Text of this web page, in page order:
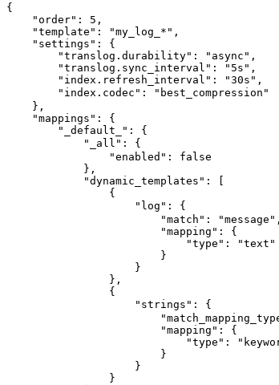
{
    "order": 5,
    "template": "my_log_*",
    "settings": {
        "translog.durability": "async",
        "translog.sync_interval": "5s",
        "index.refresh_interval": "30s",
"index.codec": "best_compression"
    },
    "mappings": {
        "_default_": {
"_all": {
                "enabled": false
            },
            "dynamic_templates": [
                {
"log": {
                        "match": "message",
                        "mapping": {
                            "type": "text"
                        }
                    }
                },
                {
"strings": {
                        "mapping": {
"type":
                        }
                    }
                }